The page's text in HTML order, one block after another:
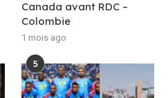
Canada avant RDC –
Colombie
1 mois ago
5